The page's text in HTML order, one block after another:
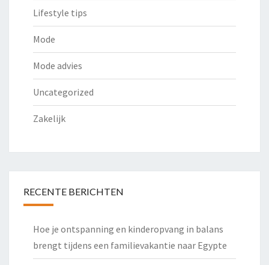
Lifestyle tips
Mode
Mode advies
Uncategorized
Zakelijk
RECENTE BERICHTEN
Hoe je ontspanning en kinderopvang in balans
brengt tijdens een familievakantie naar Egypte